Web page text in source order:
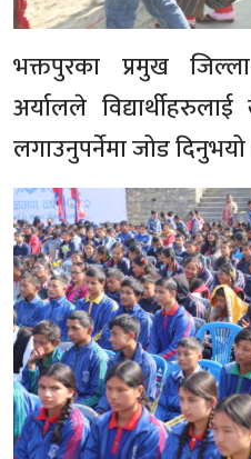
भक्तपुरका प्रमुख
अर्यालले
लगाउनुपर्नेमा जोड दिनुभयो